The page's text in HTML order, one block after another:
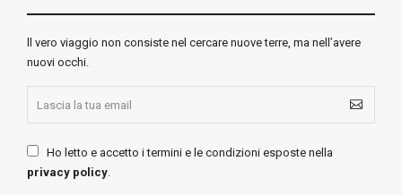
ll vero viaggio non consiste nel cercare nuove terre, ma nell’avere
nuovi occhi.
Ho letto e accetto i termini e le condizioni esposte nella
privacy policy.